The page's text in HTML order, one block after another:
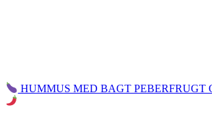
HUMMUS MED BAGT PEBERFRUGT